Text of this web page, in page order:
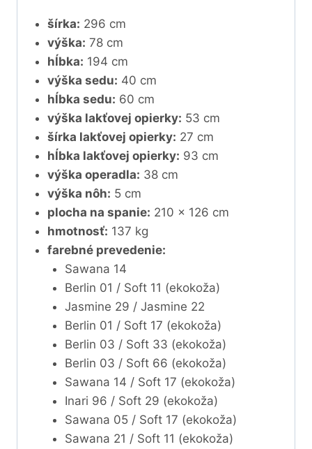
šírka: 296 cm
výška: 78 cm
hĺbka: 194 cm
výška sedu: 40 cm
hĺbka sedu: 60 cm
výška lakťovej opierky: 53 cm
šírka lakťovej opierky: 27 cm
hĺbka lakťovej opierky: 93 cm
výška operadla: 38 cm
výška nôh: 5 cm
plocha na spanie: 210 x 126 cm
hmotnosť: 137 kg
farebné prevedenie:
Sawana 14
Berlin 01 / Soft 11 (ekokoža)
Jasmine 29 / Jasmine 22
Berlin 01 / Soft 17 (ekokoža)
Berlin 03 / Soft 33 (ekokoža)
Berlin 03 / Soft 66 (ekokoža)
Sawana 14 / Soft 17 (ekokoža)
Inari 96 / Soft 29 (ekokoža)
Sawana 05 / Soft 17 (ekokoža)
Sawana 21 / Soft 11 (ekokoža)